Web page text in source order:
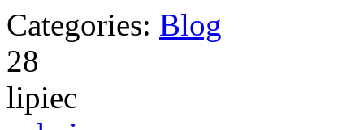
Categories: Blog
28
lipiec